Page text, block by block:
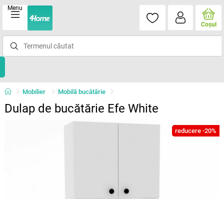
Menu
Coşul
Mobilier Mobilă bucătărie
Dulap de bucătărie Efe White
reducere -20%